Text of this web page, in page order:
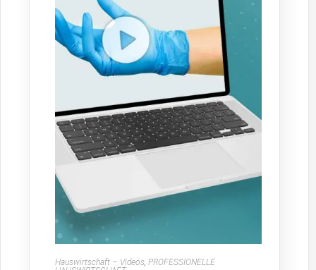
Hauswirtschaft – Videos,PROFESSIONELLE